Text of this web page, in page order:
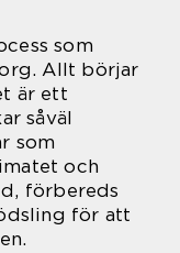
som
Allt börjar
är ett
såväl
som
och
förbereds
för att